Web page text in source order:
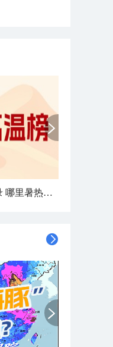
数据看今年7月哪里热到破纪录 哪里暑热连轴转